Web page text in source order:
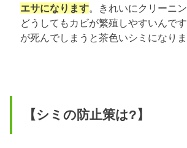
エサになります。きれいにクリーニン
どうしてもカビが繁殖しやすいんで
が死んでしまうと茶色いシミになりま
【シミの防止策は?】